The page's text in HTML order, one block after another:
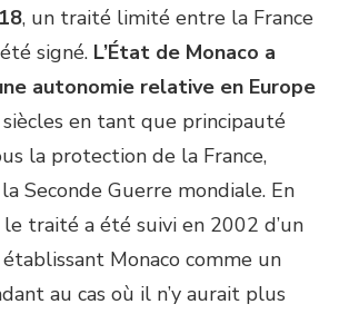
, un traité limité entre la France
signé. L’État de Monaco a
autonomie relative en Europe
en tant que principauté
la protection de la France,
Seconde Guerre mondiale. En
le traité a été suivi en 2002 d’un
Monaco comme un
au cas où il n’y aurait plus